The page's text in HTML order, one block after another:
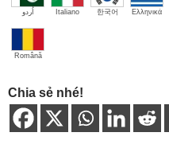
اُردو Italiano 한국어 Ελληνικά
Română
Chia sẻ nhé!